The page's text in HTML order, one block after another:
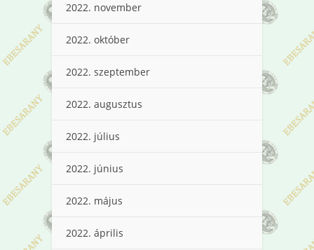
2022. november
2022. október
2022. szeptember
2022. augusztus
2022. július
2022. június
2022. május
2022. április